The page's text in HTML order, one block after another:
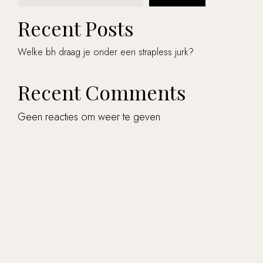
in de winkelwagen.
Recent Posts
Welke bh draag je onder een strapless jurk?
Recent Comments
Geen reacties om weer te geven.